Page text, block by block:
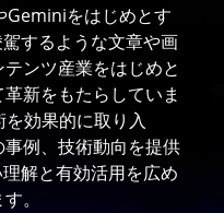
Geminiをはじめとす
するような文章や画
ンツ産業をはじめと
新をもたらしていま
効果的に取り入
例、技術動向を提供
解と有効活用を広め
。